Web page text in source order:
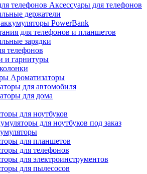
Аксессуары для телефонов
держатели
PowerBank
для телефонов и планшетов
зарядки
телефонов
и гарнитуры
Ароматизаторы
для автомобиля
для дома
для ноутбуков
для ноутбуков под заказ
для планшетов
для телефонов
для электроинструментов
для пылесосов